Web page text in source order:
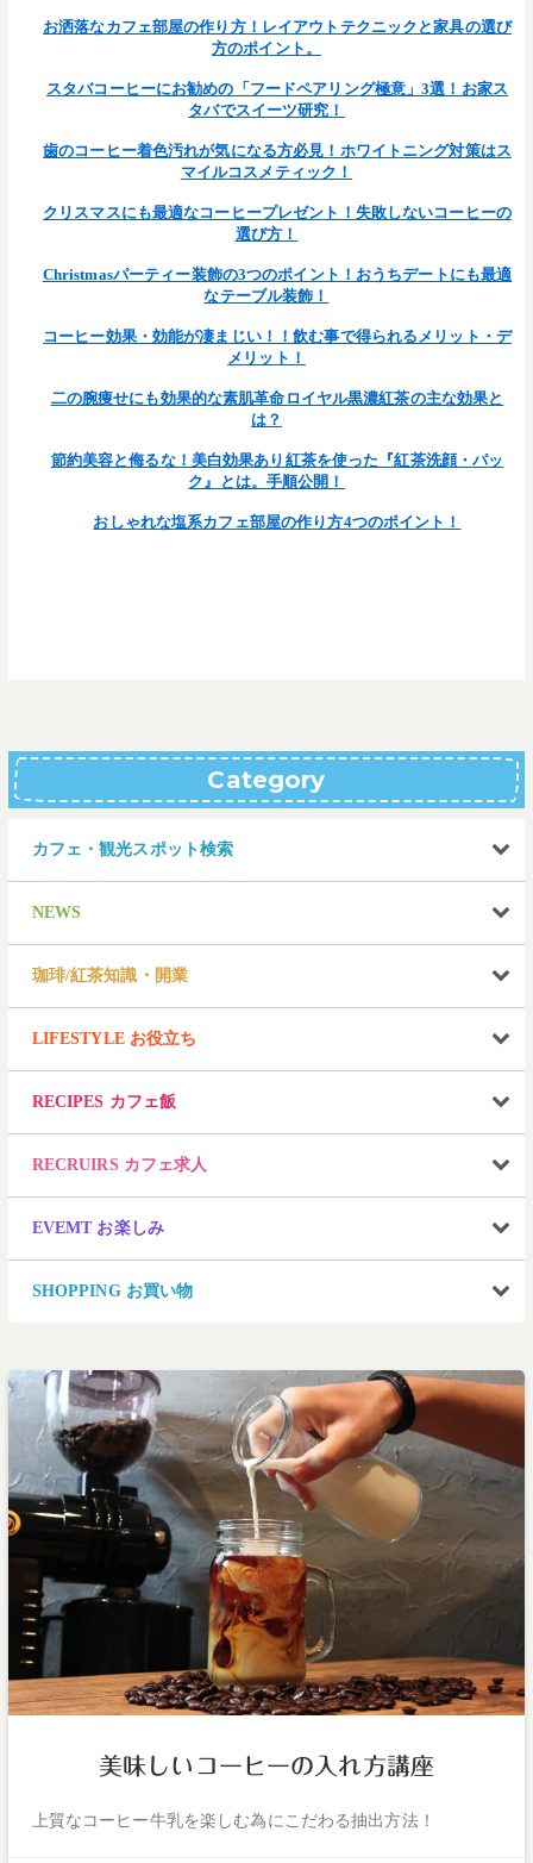
お洒落なカフェ部屋の作り方！レイアウトテクニックと家具の選び
方のポイント。
スタバコーヒーにお勧めの「フードペアリング極意」3選！お家ス
タバでスイーツ研究！
歯のコーヒー着色汚れが気になる方必見！ホワイトニング対策はス
マイルコスメティック！
クリスマスにも最適なコーヒープレゼント！失敗しないコーヒーの
選び方！
Christmasパーティー装飾の3つのポイント！おうちデートにも最適
なテーブル装飾！
コーヒー効果・効能が凄まじい！！飲む事で得られるメリット・デ
メリット！
二の腕痩せにも効果的な素肌革命ロイヤル黒濃紅茶の主な効果と
は？
節約美容と侮るな！美白効果あり紅茶を使った『紅茶洗顔・パッ
ク』とは。手順公開！
おしゃれな塩系カフェ部屋の作り方4つのポイント！
Category
カフェ・観光スポット検索
NEWS
珈琲/紅茶知識・開業
LIFESTYLE お役立ち
RECIPES カフェ飯
RECRUIRS カフェ求人
EVEMT お楽しみ
SHOPPING お買い物
美味しいコーヒーの入れ方講座
上質なコーヒー牛乳を楽しむ為にこだわる抽出方法！